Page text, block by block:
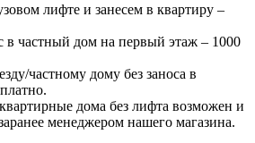
лифте и занесем в квартиру –
в частный дом на первый этаж – 1000
частному дому без заноса в
дома без лифта возможен и
менеджером нашего магазина.